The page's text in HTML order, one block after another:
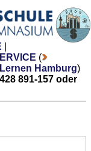
(
Hamburg)
891-157 oder